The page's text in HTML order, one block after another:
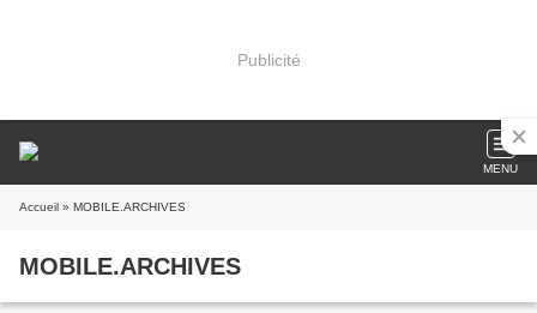
Publicité
MENU
Accueil » MOBILE.ARCHIVES
MOBILE.ARCHIVES